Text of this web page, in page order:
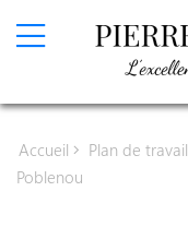
Accueil Plan de travail
Poblenou